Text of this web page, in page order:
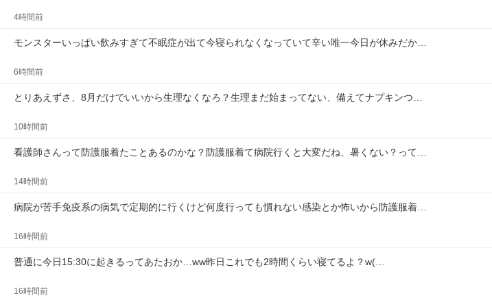
4時間前
モンスターいっぱい飲みすぎて不眠症が出て今寝られなくなっていて辛い唯一今日が休みだか…
6時間前
とりあえずさ、8月だけでいいから生理なくなろ？生理まだ始まってない、備えてナプキンつ…
10時間前
看護師さんって防護服着たことあるのかな？防護服着て病院行くと大変だね、暑くない？って…
14時間前
病院が苦手免疫系の病気で定期的に行くけど何度行っても慣れない感染とか怖いから防護服着…
16時間前
普通に今日15:30に起きるってあたおか…ww昨日これでも2時間くらい寝てるよ？w(…
16時間前